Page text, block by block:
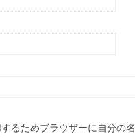
るためブラウザーに自分の